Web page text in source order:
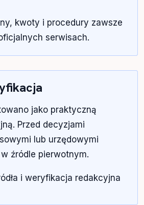
kwoty i procedury zawsze
serwisach.
jako praktyczną
Przed decyzjami
lub urzędowymi
źródle pierwotnym.
i weryfikacja redakcyjna